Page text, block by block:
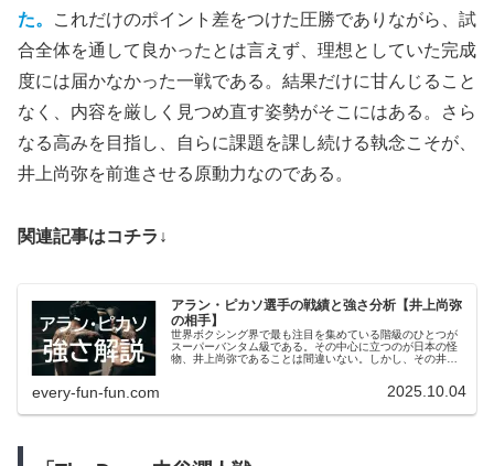
た。
これだけのポイント差をつけた圧勝でありながら、試
合全体を通して良かったとは言えず、理想としていた完成
度には届かなかった一戦である。結果だけに甘んじること
なく、内容を厳しく見つめ直す姿勢がそこにはある。さら
なる高みを目指し、自らに課題を課し続ける執念こそが、
井上尚弥を前進させる原動力なのである。
関連記事はコチラ↓
アラン・ピカソ選手の戦績と強さ分析【井上尚弥
の相手】
世界ボクシング界で最も注目を集めている階級のひとつが
スーパーバンタム級である。その中心に立つのが日本の怪
物、井上尚弥であることは間違いない。しかし、その井上
ン・ピカソ。メキシコシティ出身のこの若きファイター
は、無敗記録を維持しながら世界の舞台に迫ってきてい
績、試合内容、そしてファイトスタイルに深く切り込んで
every-fun-fun.com 2025.10.04